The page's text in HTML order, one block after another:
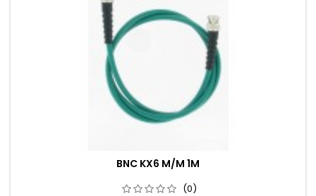
BNC KX6 M/M 1M
(0)